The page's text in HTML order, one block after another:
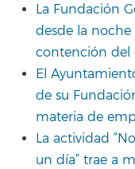
La Fundación
desde la
contención del
El
de su
materia de
La actividad
un día” trae a